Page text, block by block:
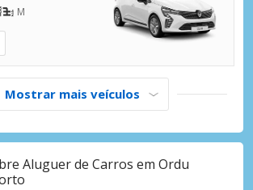
M
Mostrar mais veículos
Aluguer de Carros em Ordu